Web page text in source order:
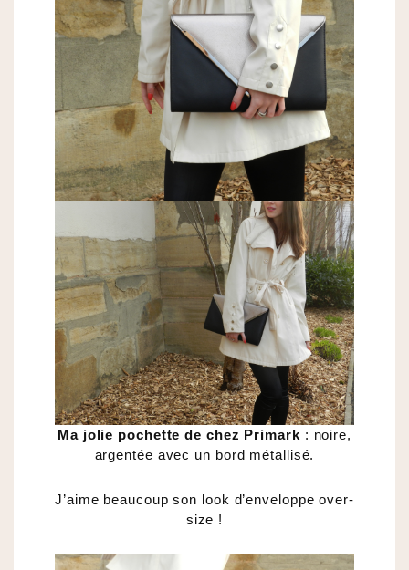
Ma jolie pochette de chez Primark : noire,
argentée avec un bord métallisé.
J’aime beaucoup son look d’enveloppe over-
size !